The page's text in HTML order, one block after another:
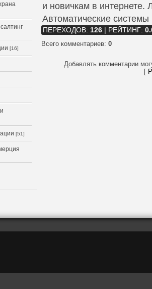
[16]
[51]
и новичкам в
Автоматические
ПЕРЕХОДОВ: 126 РЕЙТИНГ:
Всего комментариев: 0
Добавлять комментарии
[